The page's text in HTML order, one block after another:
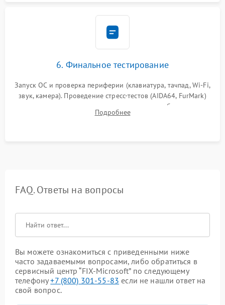
6. Финальное тестирование
Запуск ОС и проверка периферии (клавиатура, тачпад, Wi-Fi,
звук, камера). Проведение стресс-тестов (AIDA64, FurMark)
для контроля температурного режима и стабильности
системы под пиковой нагрузкой.
Подробнее
FAQ. Ответы на вопросы
Вы можете ознакомиться с приведенными ниже
часто задаваемыми вопросами, либо обратиться в
сервисный центр “FIX-Microsoft” по следующему
телефону+7 (800) 301-55-83 если не нашли ответ на
свой вопрос.